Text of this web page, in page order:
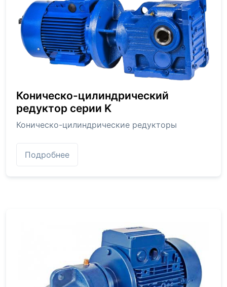
Коническо-цилиндрический
редуктор серии K
Коническо-цилиндрические редукторы
Подробнее